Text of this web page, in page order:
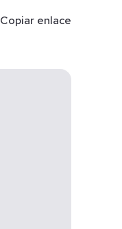
Copiar enlace